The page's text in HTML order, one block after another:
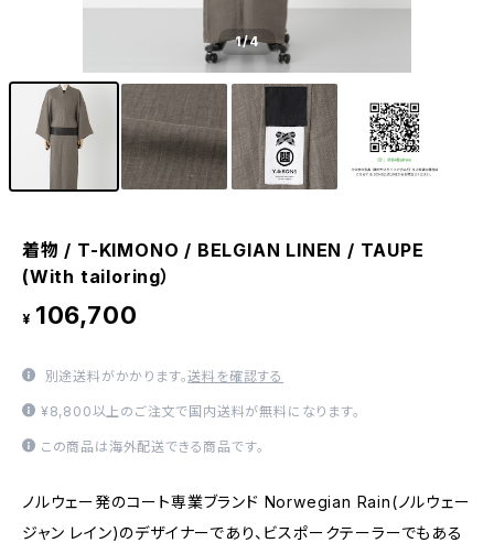
1/4
着物 / T-KIMONO / BELGIAN LINEN / TAUPE
(With tailoring）
¥ 106,700
別途送料がかかります。送料を確認する
¥8,800以上のご注文で国内送料が無料になります。
この商品は海外配送できる商品です。
ノルウェー発のコート専業ブランド Norwegian Rain(ノルウェー
ジャン レイン)のデザイナーであり、ビスポークテーラーでもある